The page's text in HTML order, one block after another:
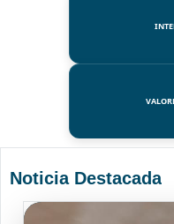
Noticia Destacada